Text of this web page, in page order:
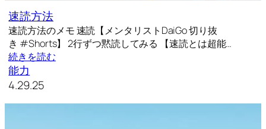
速読方法
速読方法のメモ 速読【メンタリストDaiGo 切り抜
き #Shorts】 2行ずつ黙読してみる 【速読とは超能…
続きを読む
能力
4.29.25